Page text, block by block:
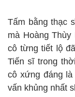
Tấm bằng thạc
mà Hoàng
cô từng tiết lộ
Tiến sĩ trong
cô xứng đáng
vấn khủng nhất